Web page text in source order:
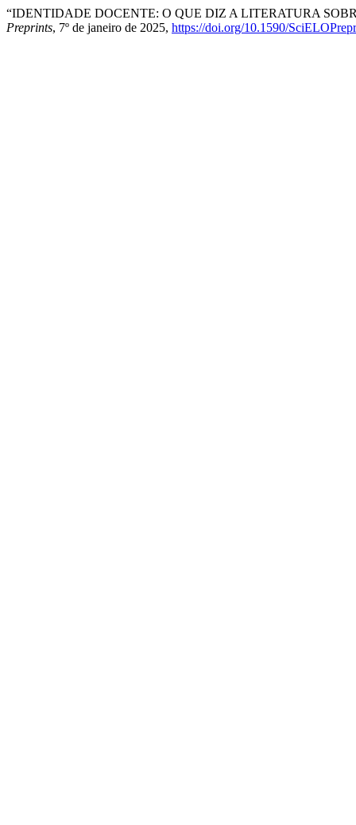
“IDENTIDADE DOCENTE: O QUE DIZ A LITERATURA
Preprints, 7º de janeiro de 2025, https://doi.org/10.1590/